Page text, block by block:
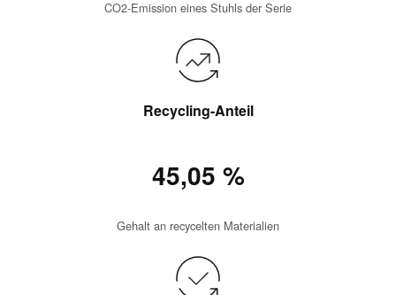
CO2-Emission eines Stuhls der Serie
Recycling-Anteil
45,05 %
Gehalt an recycelten Materialien